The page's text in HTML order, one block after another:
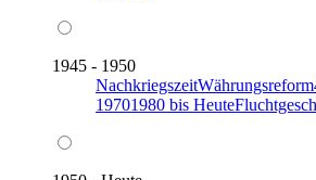
1945 - 1950
NachkriegszeitWährungsreform
19701980 bis Heute